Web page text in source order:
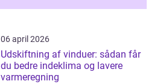
06 april 2026
Udskiftning af vinduer: sådan får
du bedre indeklima og lavere
varmeregning